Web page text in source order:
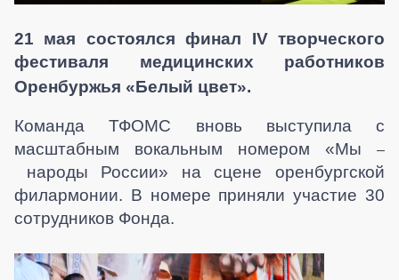
21 мая состоялся финал IVтворческого
фестиваля медицинских работников
Оренбуржья «Белый цвет».
Команда ТФОМС вновь выступила с
масштабным вокальным номером «Мы
–
народы России» на сцене оренбургской
филармонии. В номере приняли участие 30
сотрудников Фонда.